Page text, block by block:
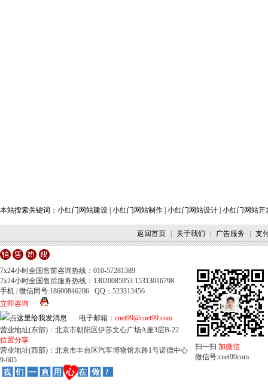
本站搜索关键词： 小红门网站建设 小红门网站制作 小红门网站设计 小红门网站开
返回首页 关于我们 广告服务 支
7x24小时全国售前咨询热线：010-57281389
7x24小时全国售后服务热线：13020085953 15313016798
手机 | 微信同号:18600846206 QQ：523313456
立即咨询
电子邮箱： cnet99@cnet99.com
营业地址(东部)：北京市朝阳区伊莎文心广场A座3层B-22
位置分享
营业地址(西部)：北京市丰台区汽车博物馆东路1号诺德中心
9-605
扫一扫 加微信
微信号:cnet99com